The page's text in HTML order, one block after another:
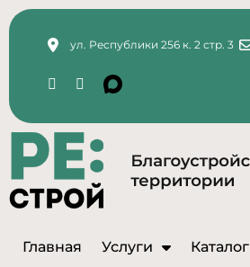
ул. Республики 256 к. 2 стр. 3
Главная Услуги Каталог